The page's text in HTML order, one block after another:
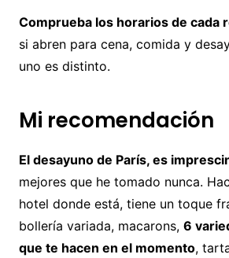
Comprueba los horarios de cada
si abren para cena, comida y
uno es distinto.
Mi recomendación
El desayuno de París, es
mejores que he tomado nunca.
hotel donde está, tiene un toque
bollería variada, macarons, 6
que te hacen en el momento,